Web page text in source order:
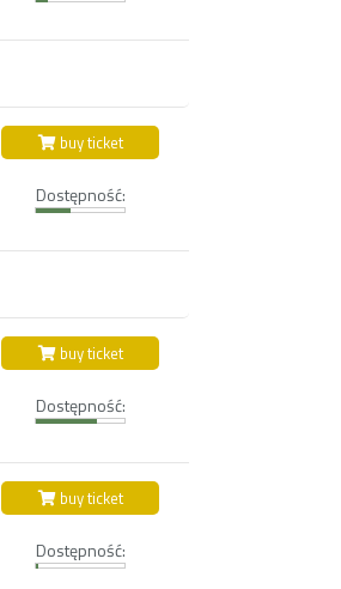
buy ticket
Dostępność:
buy ticket
Dostępność:
buy ticket
Dostępność: